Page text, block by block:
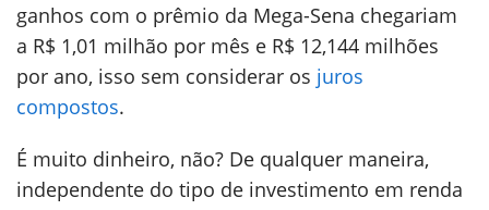
ganhos com o prêmio da Mega-Sena chegariam
a R$ 1,01 milhão por mês e R$ 12,144 milhões
por ano, isso sem considerar os juros
compostos.
É muito dinheiro, não? De qualquer maneira,
independente do tipo de investimento em renda